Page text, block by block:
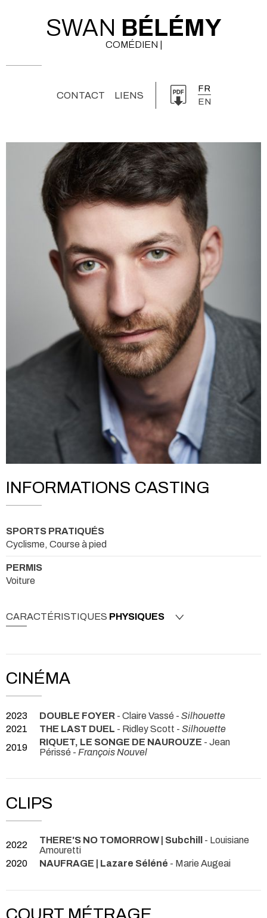
SWAN BÉLÉMY
COMÉDIEN |
CONTACT LIENS
FR
EN
INFORMATIONS CASTING
SPORTS PRATIQUÉS
Cyclisme, Course à pied
PERMIS
Voiture
CARACTÉRISTIQUES PHYSIQUES
CINÉMA
2023 DOUBLE FOYER - Claire Vassé - Silhouette
2021
THE LAST DUEL - Ridley Scott - Silhouette
2019
RIQUET, LE SONGE DE NAUROUZE - Jean
Périssé - François Nouvel
CLIPS
2022 THERE'S NO TOMORROW | Subchill
- Louisiane
Amouretti
2020
NAUFRAGE | Lazare Séléné - Marie Augeai
COURT MÉTRAGE